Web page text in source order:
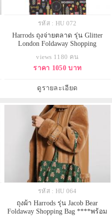
รหัส : HU 072
Harrods ถุงจ่ายตลาด รุ่น Glitter
London Foldaway Shopping
views 1180 คน
ราคา 1050 บาท
ดูรายละเอียด
รหัส : HU 064
ถุงผ้า Harrods รุ่น Jacob Bear
Foldaway Shopping Bag ****พร้อม